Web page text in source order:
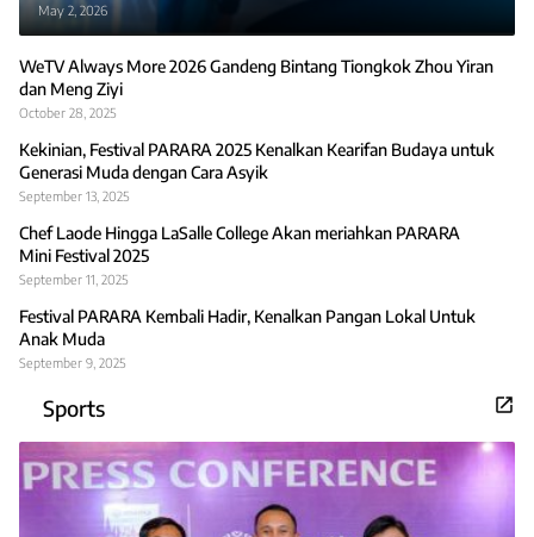
May 2, 2026
WeTV Always More 2026 Gandeng Bintang Tiongkok Zhou Yiran
dan Meng Ziyi
October 28, 2025
Kekinian, Festival PARARA 2025 Kenalkan Kearifan Budaya untuk
Generasi Muda dengan Cara Asyik
September 13, 2025
Chef Laode Hingga LaSalle College Akan meriahkan PARARA
Mini Festival 2025
September 11, 2025
Festival PARARA Kembali Hadir, Kenalkan Pangan Lokal Untuk
Anak Muda
September 9, 2025
Sports